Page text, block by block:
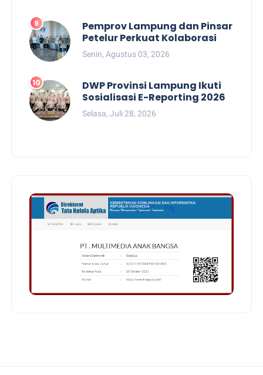
Pemprov Lampung dan Pinsar
Petelur Perkuat Kolaborasi
Senin, Agustus 03, 2026
DWP Provinsi Lampung Ikuti
Sosialisasi E-Reporting 2026
Selasa, Juli 28, 2026